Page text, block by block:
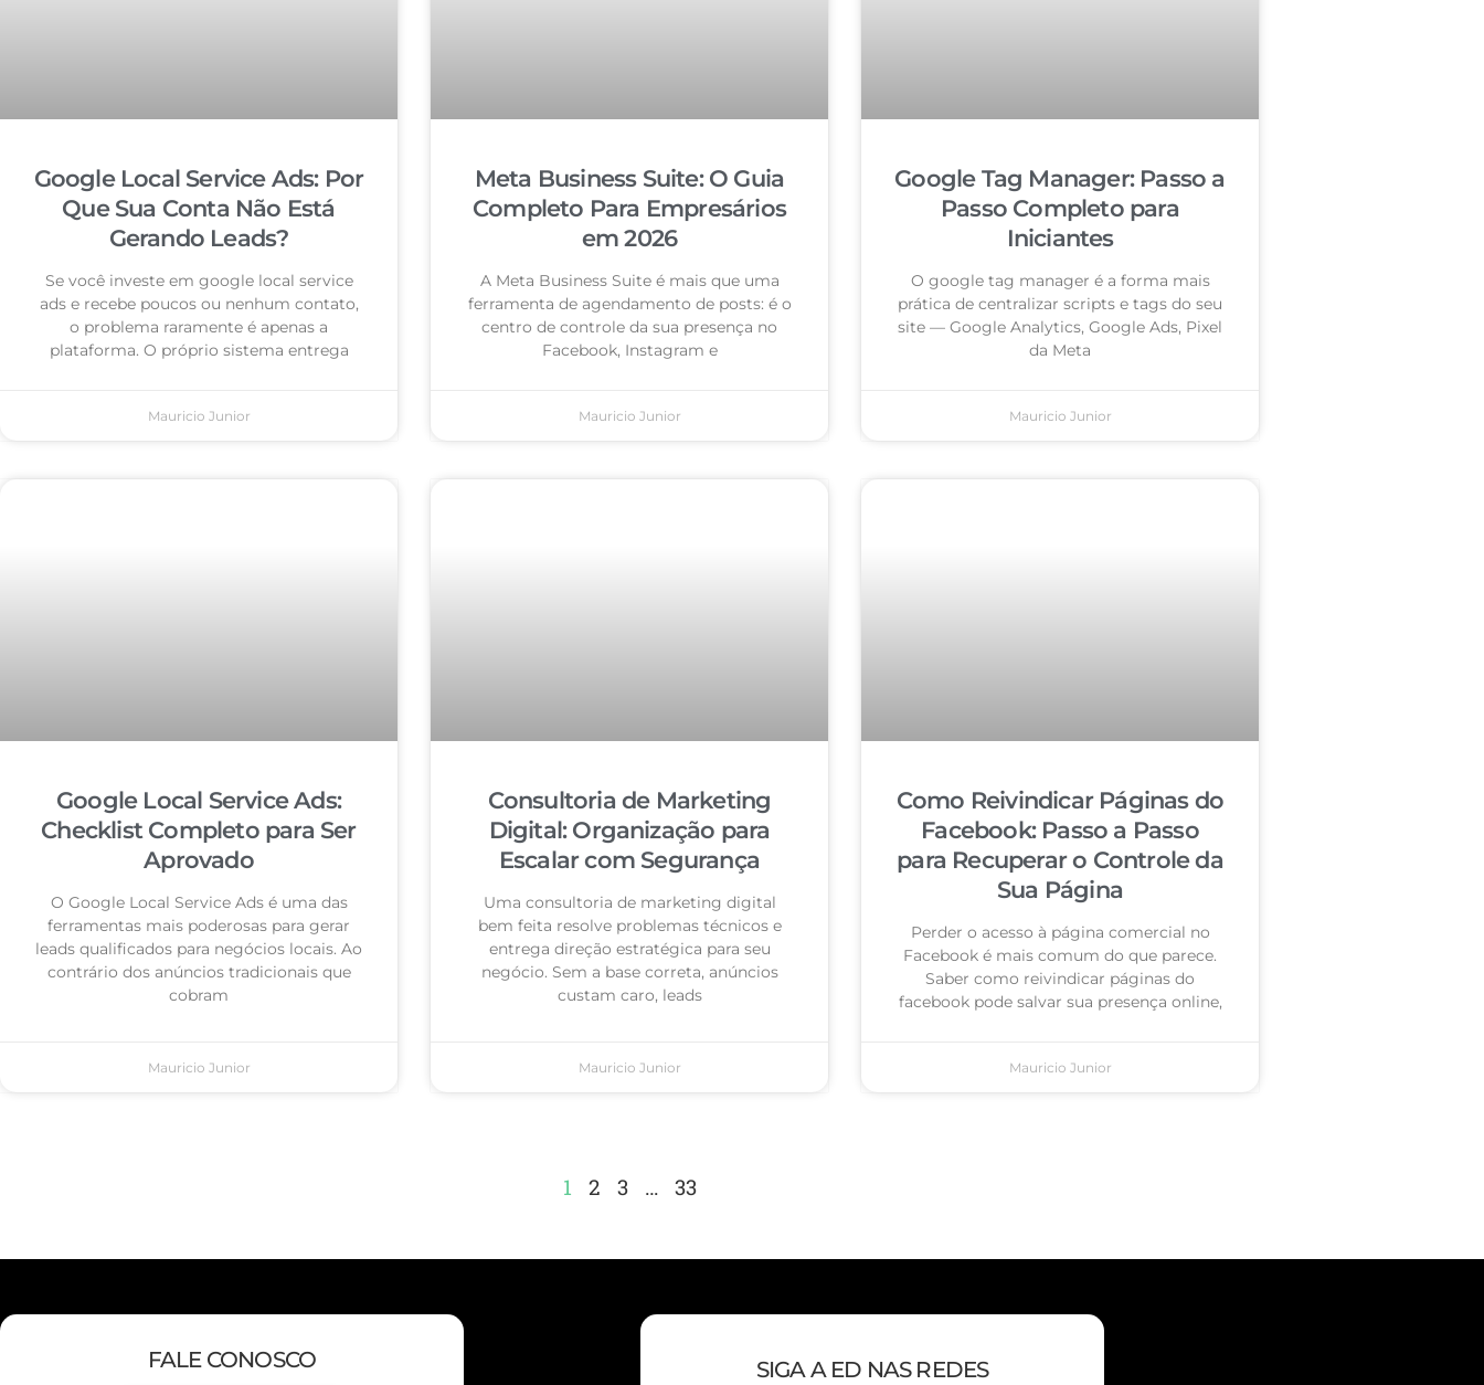
Google Local Service Ads: Por
Que Sua Conta Não Está
Gerando Leads?
Se você investe em google local service
ads e recebe poucos ou nenhum contato,
o problema raramente é apenas a
plataforma. O próprio sistema entrega
Mauricio Junior
Meta Business Suite: O Guia
Completo Para Empresários
em 2026
A Meta Business Suite é mais que uma
ferramenta de agendamento de posts: é o
centro de controle da sua presença no
Facebook, Instagram e
Mauricio Junior
Google Tag Manager: Passo a
Passo Completo para
Iniciantes
O google tag manager é a forma mais
prática de centralizar scripts e tags do seu
site — Google Analytics, Google Ads, Pixel
da Meta
Mauricio Junior
Google Local Service Ads:
Checklist Completo para Ser
Aprovado
O Google Local Service Ads é uma das
ferramentas mais poderosas para gerar
leads qualificados para negócios locais. Ao
contrário dos anúncios tradicionais que
cobram
Mauricio Junior
Consultoria de Marketing
Digital: Organização para
Escalar com Segurança
Uma consultoria de marketing digital
bem feita resolve problemas técnicos e
entrega direção estratégica para seu
negócio. Sem a base correta, anúncios
custam caro, leads
Mauricio Junior
Como Reivindicar Páginas do
Facebook: Passo a Passo
para Recuperar o Controle da
Sua Página
Perder o acesso à página comercial no
Facebook é mais comum do que parece.
Saber como reivindicar páginas do
facebook pode salvar sua presença online,
Mauricio Junior
1 2 3 … 33
FALE CONOSCO SIGA A ED NAS REDES